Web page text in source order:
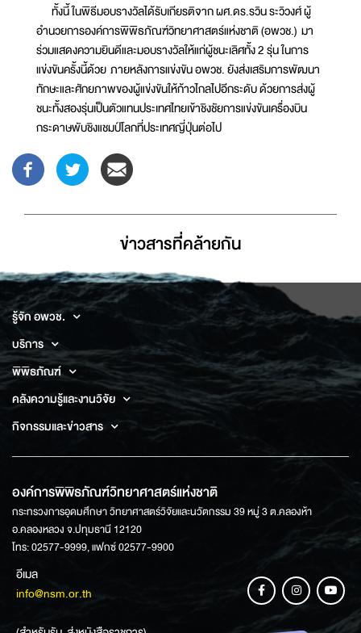
ทั้งนี้ ในพิธีมอบรางวัลได้รับเกียรติจาก ผศ.ดร.รวิน ระวิวงศ์ ผู้
อำนวยการองค์การพิพิธภัณฑ์วิทยาศาสตร์แห่งชาติ (อพวช.) มา
ร่วมแสดงความยินดีและมอบรางวัลให้แก่ผู้ชนะเลิศทั้ง 2 รุ่น ในการ
แข่งขันครั้งนี้ด้วย ภายหลังการแข่งขัน อพวช. ยังส่งเสริมการพัฒนา
ทักษะและศักยภาพของผู้แข่งขันให้ก้าวไกลไปอีกระดับ ด้วยการส่งผู้
ชนะทั้งสองรุ่นเป็นตัวแทนประเทศไทยเข้าชิงชัยการแข่งขันเครื่องบิน
กระดาษพับชิงแชมป์โลกที่ประเทศญี่ปุ่นต่อไป
ข่าวสารที่่คล้ายกัน
รู้จัก อพวช.
บริการ
พิพิธภัณฑ์
คลังความรู้และงานวิจัย
กิจกรรมและข่าวสาร
องค์การพิพิธภัณฑ์วิทยาศาสตร์แห่งชาติ
กระทรวงการอุดมศึกษา วิทยาศาสตร์วิจัยและนวัตกรรม 39 หมู่ 3 ต.คลองห้า
อ.คลองหลวง จ.ปทุมธานี 12120
โทร: 02577-9999, แฟกซ์ 02577-9900
อีเมล
info@nsm.or.th